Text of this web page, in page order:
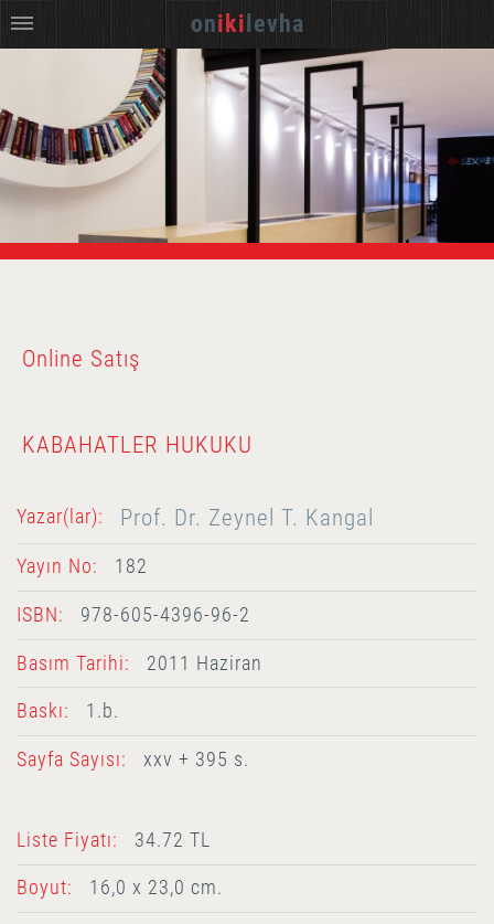
Online Satış
KABAHATLER HUKUKU
Yazar(lar): Prof. Dr. Zeynel T. Kangal
Yayın No: 182
ISBN: 978-605-4396-96-2
Basım Tarihi: 2011 Haziran
Baskı: 1.b.
Sayfa Sayısı: xxv + 395 s.
Liste Fiyatı: 34.72 TL
Boyut: 16,0 x 23,0 cm.
oniki levha